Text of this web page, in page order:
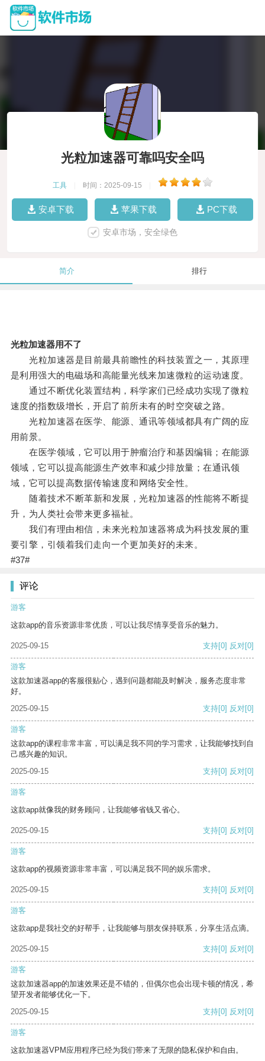
光粒加速器可靠吗安全吗
工具 时间：2025-09-15
安卓下载 苹果下载 PC下载
安卓市场，安全绿色
简介 排行
光粒加速器用不了
光粒加速器是目前最具前瞻性的科技装置之一，其原理
是利用强大的电磁场和高能量光线来加速微粒的运动速度。
通过不断优化装置结构，科学家们已经成功实现了微粒
速度的指数级增长，开启了前所未有的时空突破之路。
光粒加速器在医学、能源、通讯等领域都具有广阔的应
用前景。
在医学领域，它可以用于肿瘤治疗和基因编辑；在能源
领域，它可以提高能源生产效率和减少排放量；在通讯领
域，它可以提高数据传输速度和网络安全性。
随着技术不断革新和发展，光粒加速器的性能将不断提
升，为人类社会带来更多福祉。
我们有理由相信，未来光粒加速器将成为科技发展的重
要引擎，引领着我们走向一个更加美好的未来。
#37#
评论
游客
这款app的音乐资源非常优质，可以让我尽情享受音乐的魅力。
2025-09-15 支持[0] 反对[0]
游客
这款加速器app的客服很贴心，遇到问题都能及时解决，服务态度非常
好。
2025-09-15
支持[0] 反对[0]
游客
这款app的课程非常丰富，可以满足我不同的学习需求，让我能够找到自
己感兴趣的知识。
2025-09-15
支持[0] 反对[0]
游客
这款app就像我的财务顾问，让我能够省钱又省心。
2025-09-15 支持[0] 反对[0]
游客
这款app的视频资源非常丰富，可以满足我不同的娱乐需求。
2025-09-15 支持[0] 反对[0]
游客
这款app是我社交的好帮手，让我能够与朋友保持联系，分享生活点滴。
2025-09-15 支持[0] 反对[0]
游客
这款加速器app的加速效果还是不错的，但偶尔也会出现卡顿的情况，希
望开发者能够优化一下。
2025-09-15
支持[0] 反对[0]
游客
这款加速器VPM应用程序已经为我们带来了无限的隐私保护和自由。